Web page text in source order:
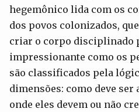
hegemônico lida com os
dos povos colonizados,
criar o corpo disciplinado
impressionante como os
são classificados pela
dimensões: como deve ser
onde eles devem ou não